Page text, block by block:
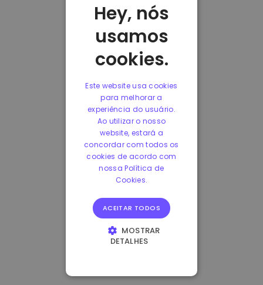
Hey, nós
usamos
cookies.
Este website usa cookies
para melhorar a
experiência do usuário.
Ao utilizar o nosso
website, estará a
concordar com todos os
cookies de acordo com
nossa Política de
Cookies.
ACEITAR TODOS
MOSTRAR
DETALHES